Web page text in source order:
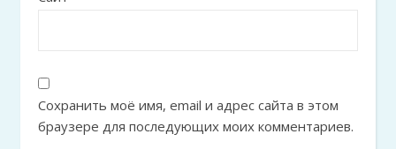
Сохранить моё имя, email и адрес сайта в этом
браузере для последующих моих комментариев.